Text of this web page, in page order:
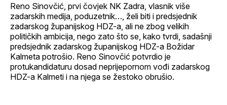
Reno Sinovčić, prvi čovjek NK Zadra, vlasnik više
zadarskih medija, poduzetnik…, želi biti i predsjednik
zadarskog županijskog HDZ-a, ali ne zbog velikih
političkih ambicija, nego zato što se, kako tvrdi, sadašnji
predsjednik zadarskog županijskog HDZ-a Božidar
Kalmeta potrošio. Reno Sinovčić potvrdio je
protukandidaturu dosad neprijepornom vođi zadarskog
HDZ-a Kalmeti i na njega se žestoko obrušio.